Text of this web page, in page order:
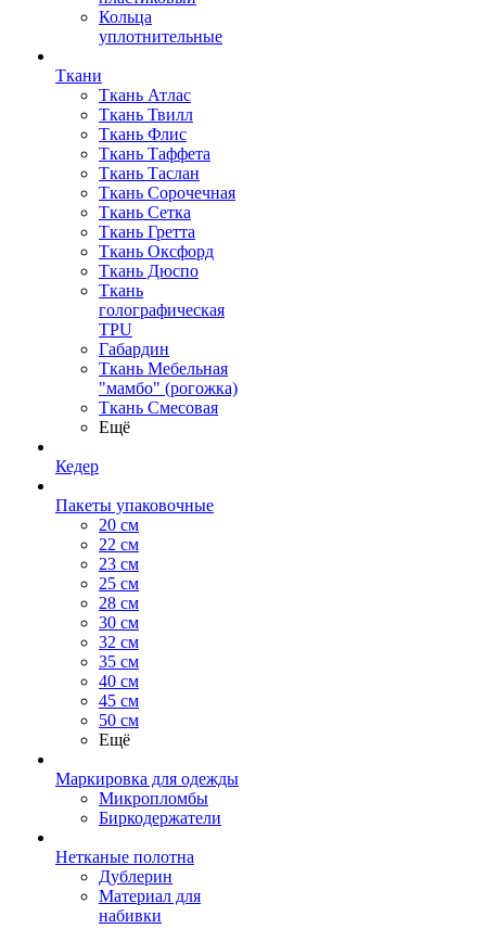
Кольца
уплотнительные
Ткани
Ткань Атлас
Ткань Твилл
Ткань Флис
Ткань Таффета
Ткань Таслан
Ткань Сорочечная
Ткань Сетка
Ткань Гретта
Ткань Оксфорд
Ткань Дюспо
Ткань
голографическая
TPU
Габардин
Ткань Мебельная
"мамбо" (рогожка)
Ткань Смесовая
Ещё
Кедер
Пакеты упаковочные
20 см
22 см
23 см
25 см
28 см
30 см
32 см
35 см
40 см
45 см
50 см
Ещё
Маркировка для одежды
Микропломбы
Биркодержатели
Нетканые полотна
Дублерин
Материал для
набивки